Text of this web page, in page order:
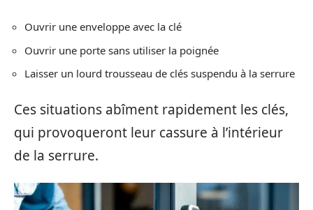
Ouvrir une enveloppe avec la clé
Ouvrir une porte sans utiliser la poignée
Laisser un lourd trousseau de clés suspendu à la serrure
Ces situations abîment rapidement les clés,
qui provoqueront leur cassure à l’intérieur
de la serrure.